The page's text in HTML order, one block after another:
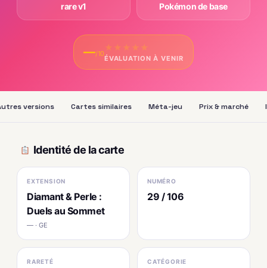
rare v1 Pokémon de base
—/10
★ ★ ★ ★ ★
ÉVALUATION À VENIR
versions Cartes similaires Méta-jeu Prix & marché
Identité de la carte
EXTENSION
Diamant & Perle :
Duels au Sommet
— · GE
NUMÉRO
29 / 106
RARETÉ CATÉGORIE